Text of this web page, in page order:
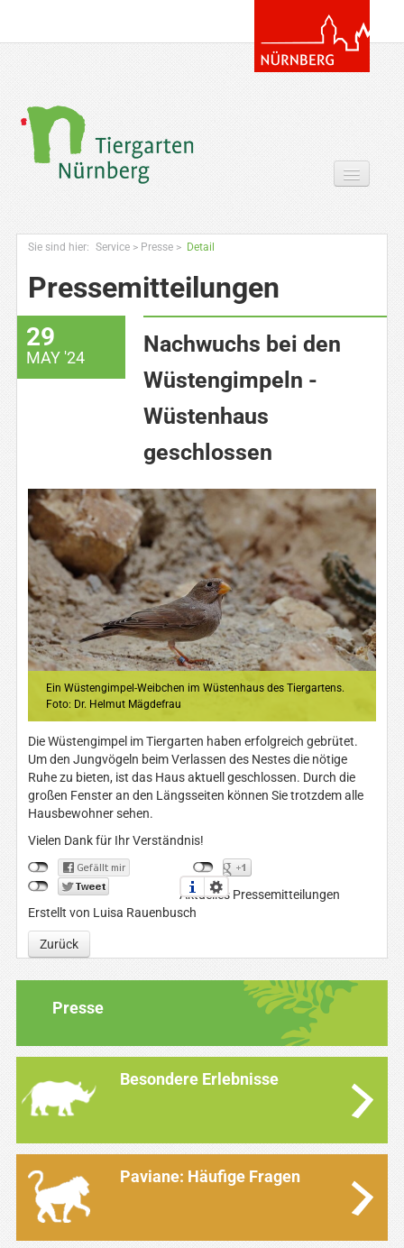
Entdecken
Zoowissen & Co
Sie sind hier: Service> Presse> Detail
Pressemitteilungen
29
MAY '24
Nachwuchs bei den
Wüstengimpeln -
Wüstenhaus
geschlossen
Ein Wüstengimpel-Weibchen im Wüstenhaus des Tiergartens.
Foto: Dr. Helmut Mägdefrau
Die Wüstengimpel im Tiergarten haben erfolgreich gebrütet.
Um den Jungvögeln beim Verlassen des Nestes die nötige
Ruhe zu bieten, ist das Haus aktuell geschlossen. Durch die
großen Fenster an den Längsseiten können Sie trotzdem alle
Hausbewohner sehen.
Vielen Dank für Ihr Verständnis!
Aktuelles Pressemitteilungen
Erstellt von Luisa Rauenbusch
Zurück
Presse
Besondere Erlebnisse
Paviane: Häufige Fragen